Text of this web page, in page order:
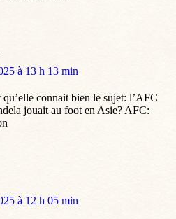
à 13 h 13 min
connait bien le sujet: l’AFC
jouait au foot en Asie? AFC:
à 12 h 05 min